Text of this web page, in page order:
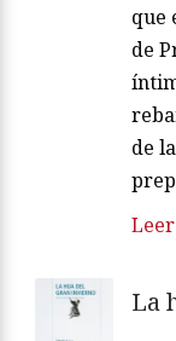
que
de
de
La